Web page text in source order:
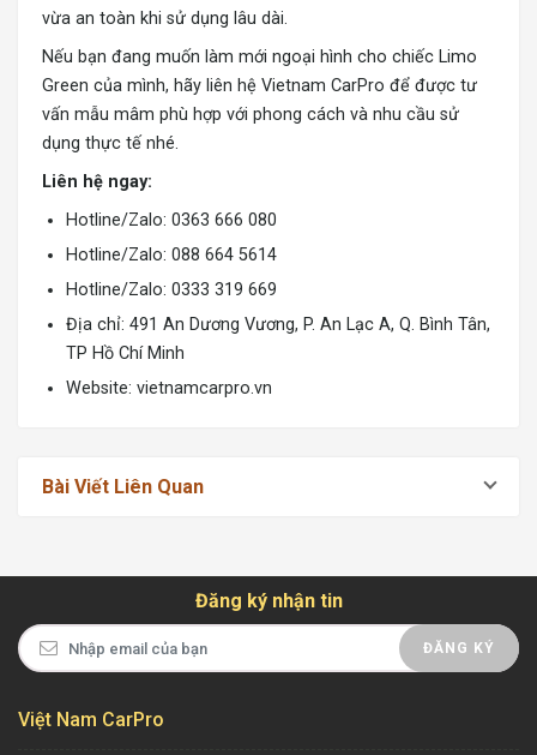
vừa an toàn khi sử dụng lâu dài.
Nếu bạn đang muốn làm mới ngoại hình cho chiếc Limo
Green của mình, hãy liên hệ Vietnam CarPro để được tư
vấn mẫu mâm phù hợp với phong cách và nhu cầu sử
dụng thực tế nhé.
Liên hệ ngay:
Hotline/Zalo: 0363 666 080
Hotline/Zalo: 088 664 5614
Hotline/Zalo: 0333 319 669
Địa chỉ: 491 An Dương Vương, P. An Lạc A, Q. Bình Tân,
TP Hồ Chí Minh
Website: vietnamcarpro.vn
Bài Viết Liên Quan
Đăng ký nhận tin
ĐĂNG KÝ
Việt Nam CarPro